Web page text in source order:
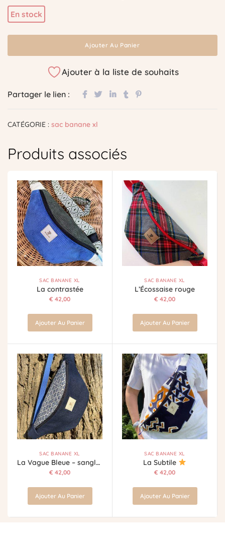
En stock
Ajouter Au Panier
Ajouter à la liste de souhaits
Partager le lien :
CATÉGORIE : sac banane xl
Produits associés
SAC BANANE XL
La contrastée
€ 42,00
Ajouter Au Panier
SAC BANANE XL
L’Écossaise rouge
€ 42,00
Ajouter Au Panier
SAC BANANE XL
La Vague Bleue – sangle bleue
€ 42,00
Ajouter Au Panier
SAC BANANE XL
La Subtile
€ 42,00
Ajouter Au Panier